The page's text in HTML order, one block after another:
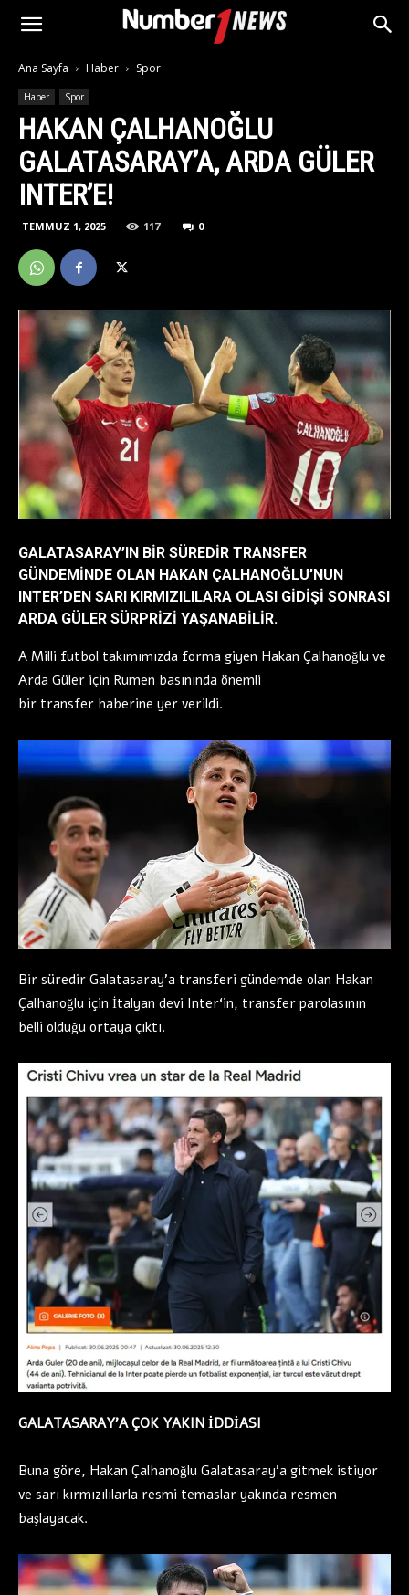
Ana Sayfa Haber Spor
Haber Spor
HAKAN ÇALHANOĞLU
GALATASARAY’A, ARDA GÜLER
INTER’E!
TEMMUZ 1, 2025 117 0
GALATASARAY’IN BIR SÜREDIR TRANSFER
GÜNDEMINDE OLAN HAKAN ÇALHANOĞLU’NUN
INTER’DEN SARI KIRMIZILILARA OLASI GIDIŞI SONRASI
ARDA GÜLER SÜRPRIZI YAŞANABILIR.
A Milli futbol takımımızda forma giyen Hakan Çalhanoğlu ve
Arda Güler için Rumen basınında önemli
bir transfer haberine yer verildi.
Bir süredir Galatasaray’a transferi gündemde olan Hakan
Çalhanoğlu için İtalyan devi Inter‘in, transfer parolasının
belli olduğu ortaya çıktı.
GALATASARAY’A ÇOK YAKIN İDDİASI
Buna göre, Hakan Çalhanoğlu Galatasaray’a gitmek istiyor
ve sarı kırmızılılarla resmi temaslar yakında resmen
başlayacak.